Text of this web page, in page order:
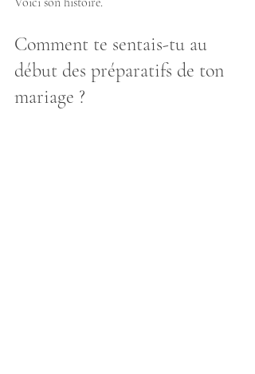
Comment te sentais-tu au
début des préparatifs de ton
mariage ?